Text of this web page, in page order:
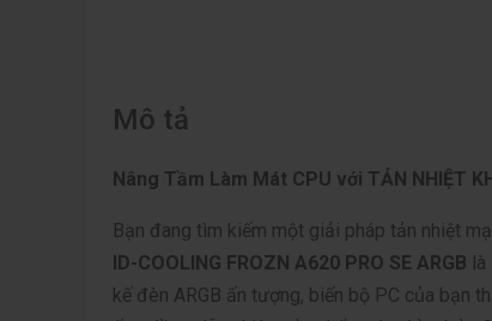
Mô tả
Nâng Tầm Làm Mát CPU với TẢN NHIỆT
Bạn đang tìm kiếm một giải pháp tản nhiệt
ID-COOLING FROZN A620 PRO SE ARGB
kế đèn ARGB ấn tượng, biến bộ PC của bạn